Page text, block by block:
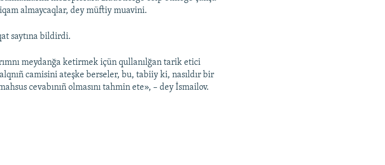
almaycaqlar, dey müftiy muavini.
saytına bildirdi.
meydanğa ketirmek içün qullanılğan tarik etici
camisini ateşke berseler, bu, tabiiy ki, nasıldır bir
cevabınıñ olmasını tahmin ete», – dey İsmailov.